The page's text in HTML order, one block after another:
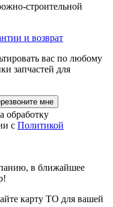
строительной
и возврат
вас по любому
запчастей для
мне
обработку
с Политикой
в ближайшее
карту ТО для вашей